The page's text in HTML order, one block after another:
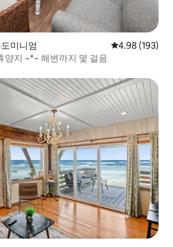
미니엄 평점 4.98점(5
4.98 (193)
양지 ~*~ 해변까지 몇 걸음